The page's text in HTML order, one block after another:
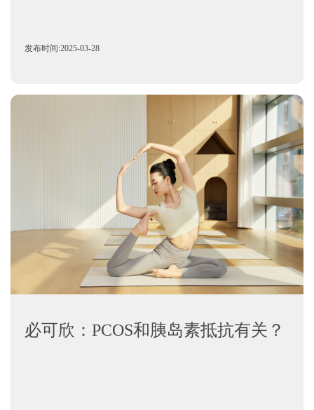
发布时间:2025-03-28
必可欣：PCOS和胰岛素抵抗有关？